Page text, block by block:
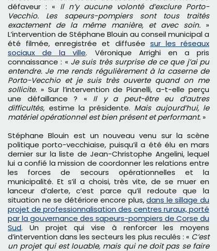
défaveur : « Il n’y aucune volonté d’exclure Porto-
Vecchio. Les sapeurs-pompiers sont tous traités
exactement de la même manière, et avec soin.»
L’intervention de Stéphane Blouin au conseil municipal a
été filmée, enregistrée et diffusée sur les réseaux
sociaux de la ville. Véronique Arrighi en a pris
connaissance : « Je suis très surprise de ce que j’ai pu
entendre. Je me rends régulièrement à la caserne de
Porto-Vecchio et je suis très ouverte quand on me
sollicite. » Sur l’intervention de Pianelli, a-t-elle perçu
une défaillance ? « Il y a peut-être eu d’autres
difficultés, estime la présidente. Mais aujourd’hui, le
matériel opérationnel est bien présent et performant. »
Stéphane Blouin est un nouveau venu sur la scène
politique porto-vecchiaise, puisqu’il a été élu en mars
dernier sur la liste de Jean-Christophe Angelini, lequel
lui a confié la mission de coordonner les relations entre
les forces de secours opérationnelles et la
municipalité. Et s’il a choisi, très vite, de se muer en
lanceur d’alerte, c’est parce qu’il redoute que la
situation ne se détériore encore plus,dans le sillage du
projet de professionnalisation des centres ruraux, porté
par la gouvernance des sapeurs-pompiers de Corse du
Sud. Un projet qui vise à renforcer les moyens
d’intervention dans les secteurs les plus reculés : « C’est
un projet qui est louable, mais qui ne doit pas se faire